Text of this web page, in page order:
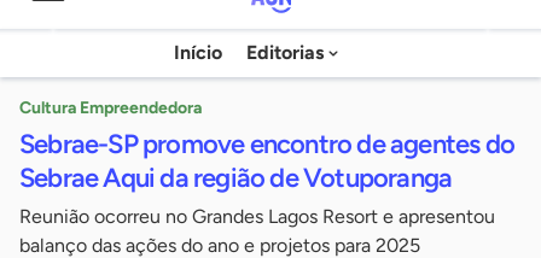
Agência
Sebrae
Notícias
Início Editorias
chave
Cultura Empreendedora
Sebrae-SP promove encontro de agentes do
Sebrae Aqui da região de Votuporanga
Reunião ocorreu no Grandes Lagos Resort e apresentou
balanço das ações do ano e projetos para 2025